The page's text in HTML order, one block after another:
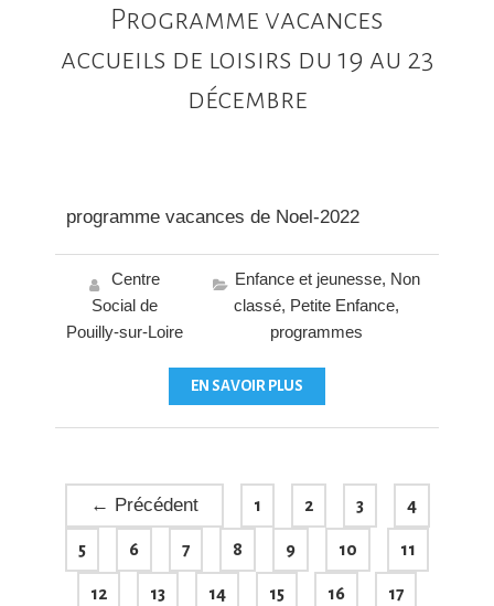
Programme vacances
accueils de loisirs du 19 au 23
décembre
programme vacances de Noel-2022
Centre
Social de
Pouilly-sur-Loire
Enfance et jeunesse, Non
classé, Petite Enfance,
programmes
EN SAVOIR PLUS
← Précédent 1 2 3 4
5 6 7 8 9 10 11
12 13 14 15 16 17